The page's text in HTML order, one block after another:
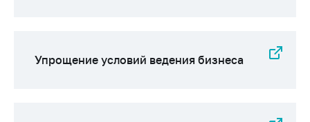
Упрощение условий ведения бизнеса